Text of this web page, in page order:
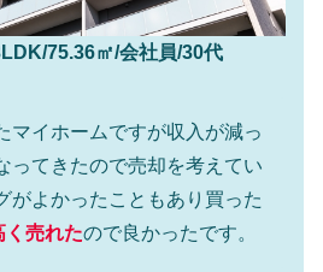
75.36㎡/会社員/30代
マイホームですが収入が減っ
ってきたので売却を考えてい
がよかったこともあり買った
く売れたので良かったです。